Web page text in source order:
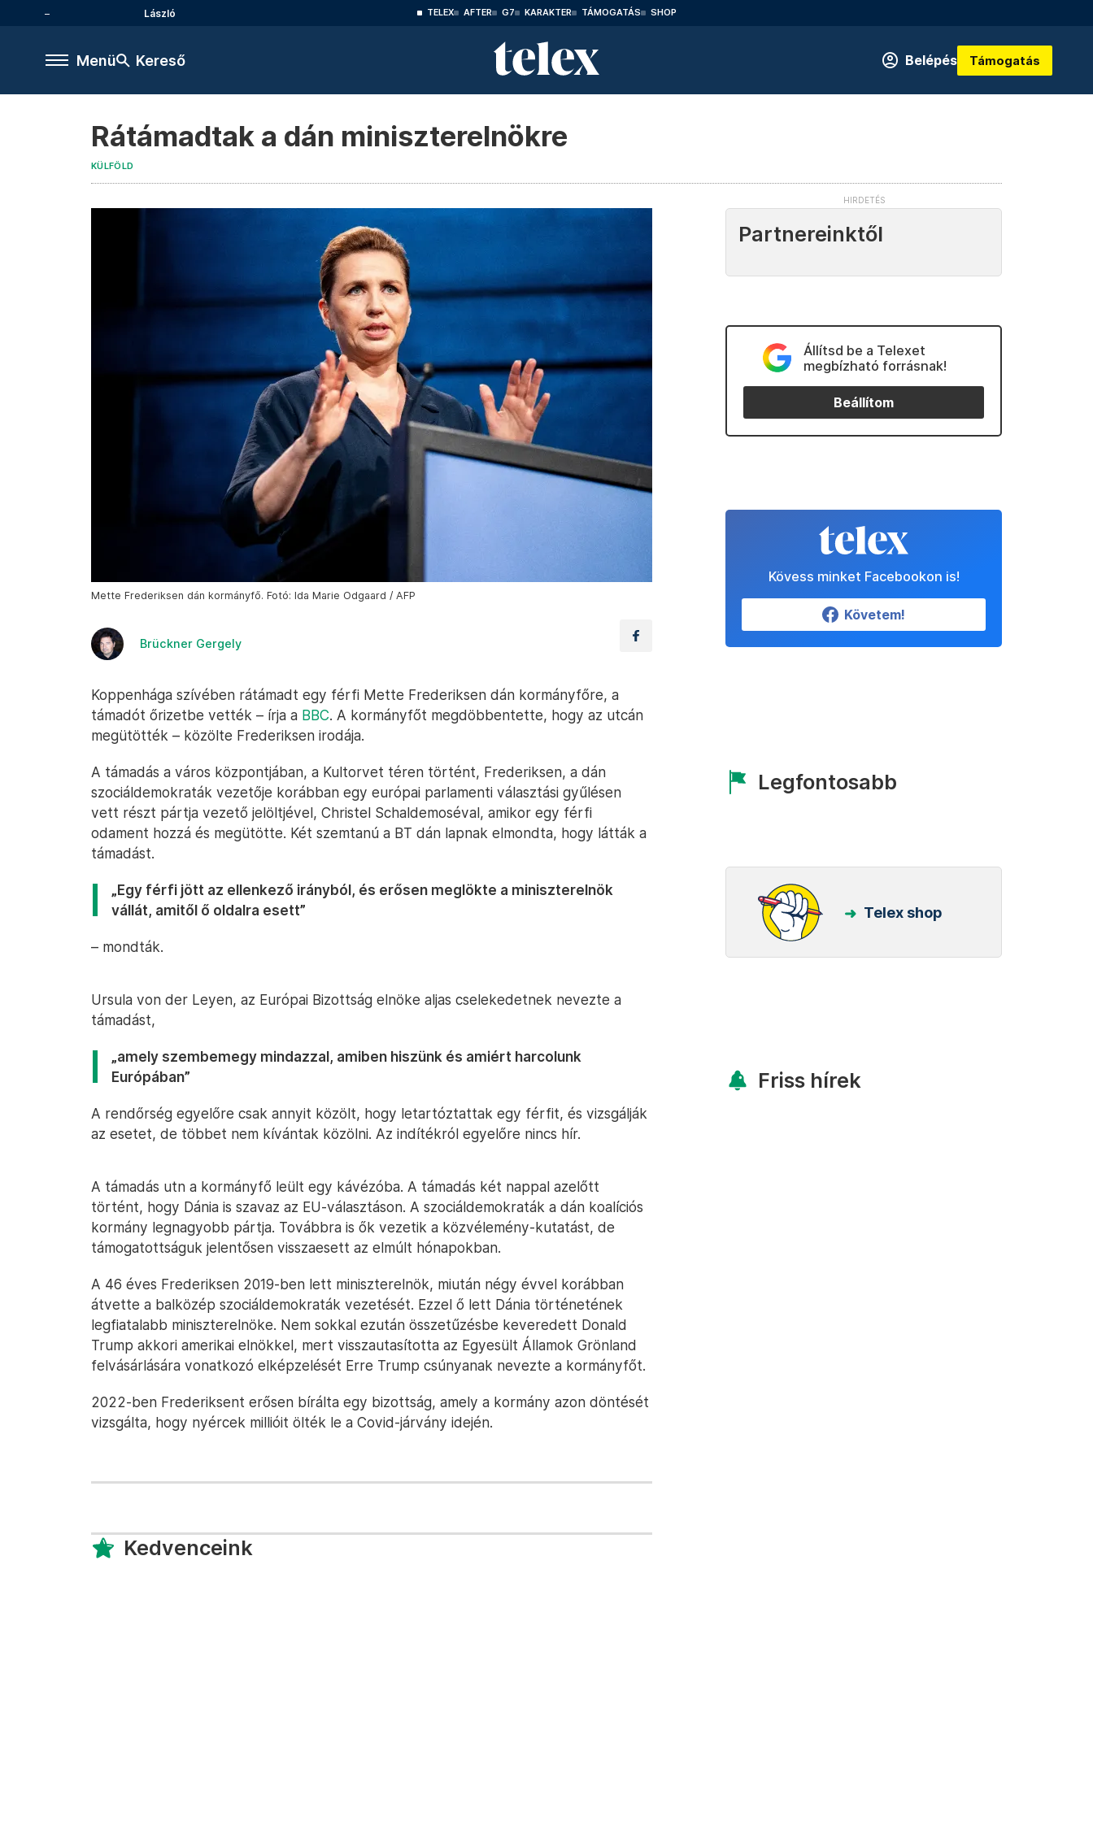
László TELEX AFTER G7 KARAKTER TÁMOGATÁS SHOP
Menü Kereső Belépés Támogatás
Rátámadtak a dán miniszterelnökre
KÜLFÖLD
Mette Frederiksen dán kormányfő. Fotó: Ida Marie Odgaard / AFP
Brückner Gergely
Koppenhága szívében rátámadt egy férfi Mette Frederiksen dán kormányfőre, a
támadót őrizetbe vették – írja a BBC. A kormányfőt megdöbbentette, hogy az utcán
megütötték – közölte Frederiksen irodája.
A támadás a város központjában, a Kultorvet téren történt, Frederiksen, a dán
szociáldemokraták vezetője korábban egy európai parlamenti választási gyűlésen
vett részt pártja vezető jelöltjével, Christel Schaldemoséval, amikor egy férfi
odament hozzá és megütötte. Két szemtanú a BT dán lapnak elmondta, hogy látták a
támadást.
„Egy férfi jött az ellenkező irányból, és erősen meglökte a miniszterelnök
vállát, amitől ő oldalra esett”
– mondták.
Ursula von der Leyen, az Európai Bizottság elnöke aljas cselekedetnek nevezte a
támadást,
„amely szembemegy mindazzal, amiben hiszünk és amiért harcolunk
Európában”
A rendőrség egyelőre csak annyit közölt, hogy letartóztattak egy férfit, és vizsgálják
az esetet, de többet nem kívántak közölni. Az indítékról egyelőre nincs hír.
A támadás utn a kormányfő leült egy kávézóba. A támadás két nappal azelőtt
történt, hogy Dánia is szavaz az EU-választáson. A szociáldemokraták a dán koalíciós
kormány legnagyobb pártja. Továbbra is ők vezetik a közvélemény-kutatást, de
támogatottságuk jelentősen visszaesett az elmúlt hónapokban.
A 46 éves Frederiksen 2019-ben lett miniszterelnök, miután négy évvel korábban
átvette a balközép szociáldemokraták vezetését. Ezzel ő lett Dánia történetének
legfiatalabb miniszterelnöke. Nem sokkal ezután összetűzésbe keveredett Donald
Trump akkori amerikai elnökkel, mert visszautasította az Egyesült Államok Grönland
felvásárlására vonatkozó elképzelését Erre Trump csúnyanak nevezte a kormányfőt.
2022-ben Frederiksent erősen bírálta egy bizottság, amely a kormány azon döntését
vizsgálta, hogy nyércek millióit ölték le a Covid-járvány idején.
Kedvenceink
Partnereinktől
Állítsd be a Telexet
megbízható forrásnak!
Beállítom
Kövess minket Facebookon is!
Követem!
Legfontosabb
Telex shop
Friss hírek